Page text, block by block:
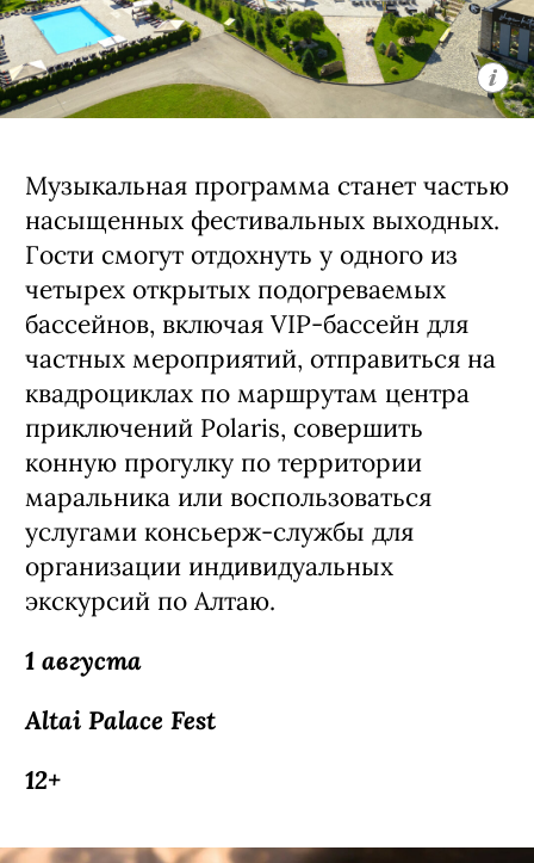
Музыкальная программа станет частью
насыщенных фестивальных выходных.
Гости смогут отдохнуть у одного из
четырех открытых подогреваемых
бассейнов, включая VIP-бассейн для
частных мероприятий, отправиться на
квадроциклах по маршрутам центра
приключений Polaris, совершить
конную прогулку по территории
маральника или воспользоваться
услугами консьерж-службы для
организации индивидуальных
экскурсий по Алтаю.
1 августа
Altai Palace Fest
12+